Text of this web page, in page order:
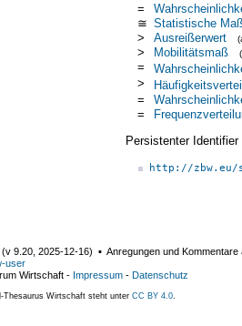
=
≅ Statistische
> Ausreißerwert
> Mobilitätsmaß
=
>
=
=
Persistenter
http://zbw.eu/
(v 9.20 2025-12-16) ▪ Anregungen und Kommentare
user
Wirtschaft - Impressum - Datenschutz
Thesaurus Wirtschaft steht unter CC BY 4.0